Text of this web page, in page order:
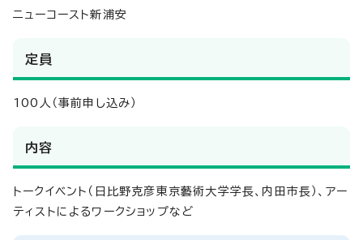
ニューコースト新浦安
定員
100人（事前申し込み）
内容
トークイベント（日比野克彦東京藝術大学学長、内田市長）、アー
ティストによるワークショップなど